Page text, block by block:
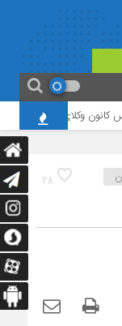
وکلای چهارمحال و
28